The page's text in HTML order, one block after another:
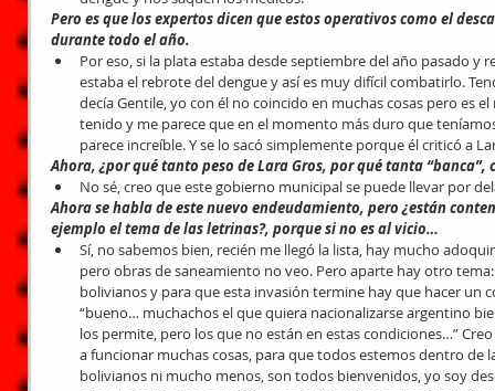
Pero es que los expertos dicen que estos operativos como el
durante todo el año.
Por eso, si la plata estaba desde septiembre del año pasado y
estaba el rebrote del dengue y así es muy difícil combatirlo.
decía Gentile, yo con él no coincido en muchas cosas pero es
tenido y me parece que en el momento más duro que
parece increíble. Y se lo sacó simplemente porque él criticó a
Ahora, ¿por qué tanto peso de Lara Gros, por qué tanta “banca”,
No sé, creo que este gobierno municipal se puede llevar por
Ahora se habla de este nuevo endeudamiento, pero ¿están
ejemplo el tema de las letrinas?, porque si no es al vicio…
Sí, no sabemos bien, recién me llegó la lista, hay mucho
pero obras de saneamiento no veo. Pero aparte hay otro
bolivianos y para que esta invasión termine hay que hacer un
“bueno… muchachos el que quiera nacionalizarse argentino
los permite, pero los que no están en estas condiciones…”
a funcionar muchas cosas, para que todos estemos dentro de
bolivianos ni mucho menos, son todos bienvenidos, yo soy